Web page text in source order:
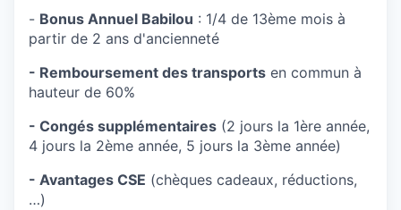
- Bonus Annuel Babilou : 1/4 de 13ème mois à
partir de 2 ans d'ancienneté
- Remboursement des transports en commun à
hauteur de 60%
- Congés supplémentaires (2 jours la 1ère année,
4 jours la 2ème année, 5 jours la 3ème année)
- Avantages CSE (chèques cadeaux, réductions,
…)